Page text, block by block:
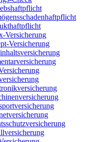
Versicherung
Versicherung